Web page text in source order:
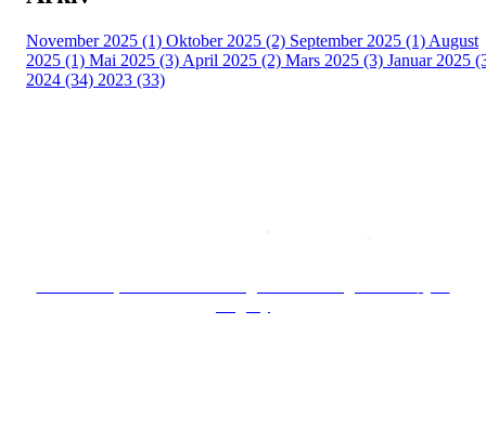
November 2025 (1) Oktober 2025 (2) September 2025 (1) August
2025 (1) Mai 2025 (3) April 2025 (2) Mars 2025 (3) Januar 2025
2024 (34) 2023 (33)